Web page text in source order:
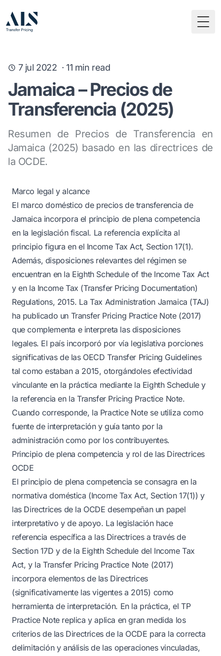
7 jul 2022 ·11 min read
Jamaica – Precios de
Transferencia (2025)
Resumen de Precios de Transferencia en
Jamaica (2025) basado en las directrices de
la OCDE.
Marco legal y alcance
El marco doméstico de precios de transferencia de
Jamaica incorpora el principio de plena competencia
en la legislación fiscal. La referencia explícita al
principio figura en el Income Tax Act, Section 17(1).
Además, disposiciones relevantes del régimen se
encuentran en la Eighth Schedule of the Income Tax Act
y en la Income Tax (Transfer Pricing Documentation)
Regulations, 2015. La Tax Administration Jamaica (TAJ)
ha publicado un Transfer Pricing Practice Note (2017)
que complementa e interpreta las disposiciones
legales. El país incorporó por vía legislativa porciones
significativas de las OECD Transfer Pricing Guidelines
tal como estaban a 2015, otorgándoles efectividad
vinculante en la práctica mediante la Eighth Schedule y
la referencia en la Transfer Pricing Practice Note.
Cuando corresponde, la Practice Note se utiliza como
fuente de interpretación y guía tanto por la
administración como por los contribuyentes.
Principio de plena competencia y rol de las Directrices
OCDE
El principio de plena competencia se consagra en la
normativa doméstica (Income Tax Act, Section 17(1)) y
las Directrices de la OCDE desempeñan un papel
interpretativo y de apoyo. La legislación hace
referencia específica a las Directrices a través de
Section 17D y de la Eighth Schedule del Income Tax
Act, y la Transfer Pricing Practice Note (2017)
incorpora elementos de las Directrices
(significativamente las vigentes a 2015) como
herramienta de interpretación. En la práctica, el TP
Practice Note replica y aplica en gran medida los
criterios de las Directrices de la OCDE para la correcta
delimitación y análisis de las operaciones vinculadas,